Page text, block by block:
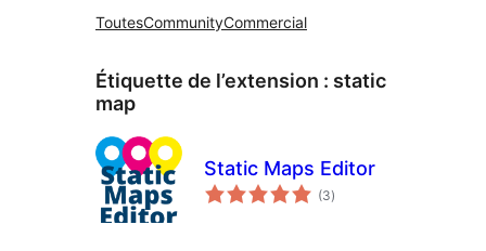
ToutesCommunityCommercial
Étiquette de l’extension : static
map
Static Maps Editor
(3notes
en
)